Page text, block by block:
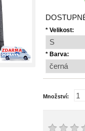
* Velikost:
* Barva:
Množství: